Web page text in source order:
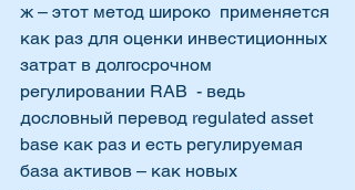
ж – этот метод широко  применяется
как раз для оценки инвестиционных
затрат в долгосрочном
регулировании RAB  - ведь
дословный перевод regulated asset
base как раз и есть регулируемая
база активов – как новых